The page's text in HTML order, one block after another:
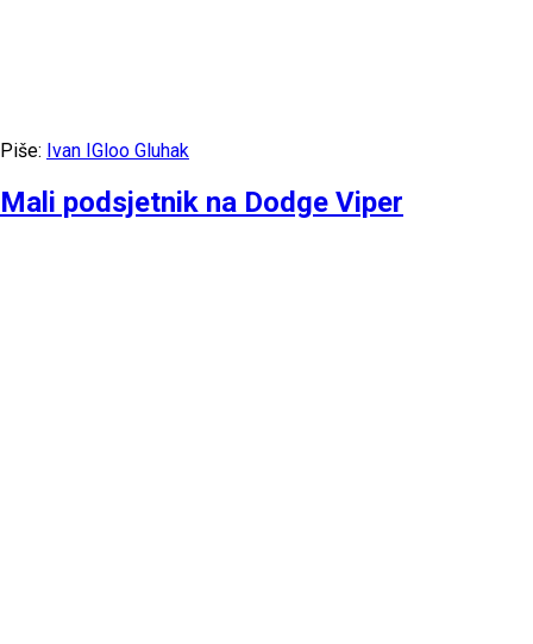
Piše: Ivan IGloo Gluhak
Mali podsjetnik na Dodge Viper